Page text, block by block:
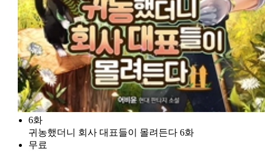
6화
귀농했더니 회사 대표들이 몰려든다 6화
무료